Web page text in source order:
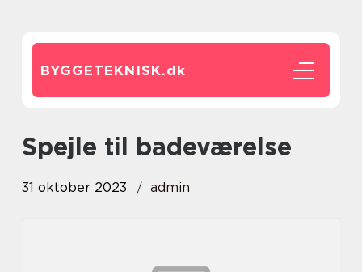
BYGGETEKNISK.dk
spejle til badeværelse
31 oktober 2023 admin